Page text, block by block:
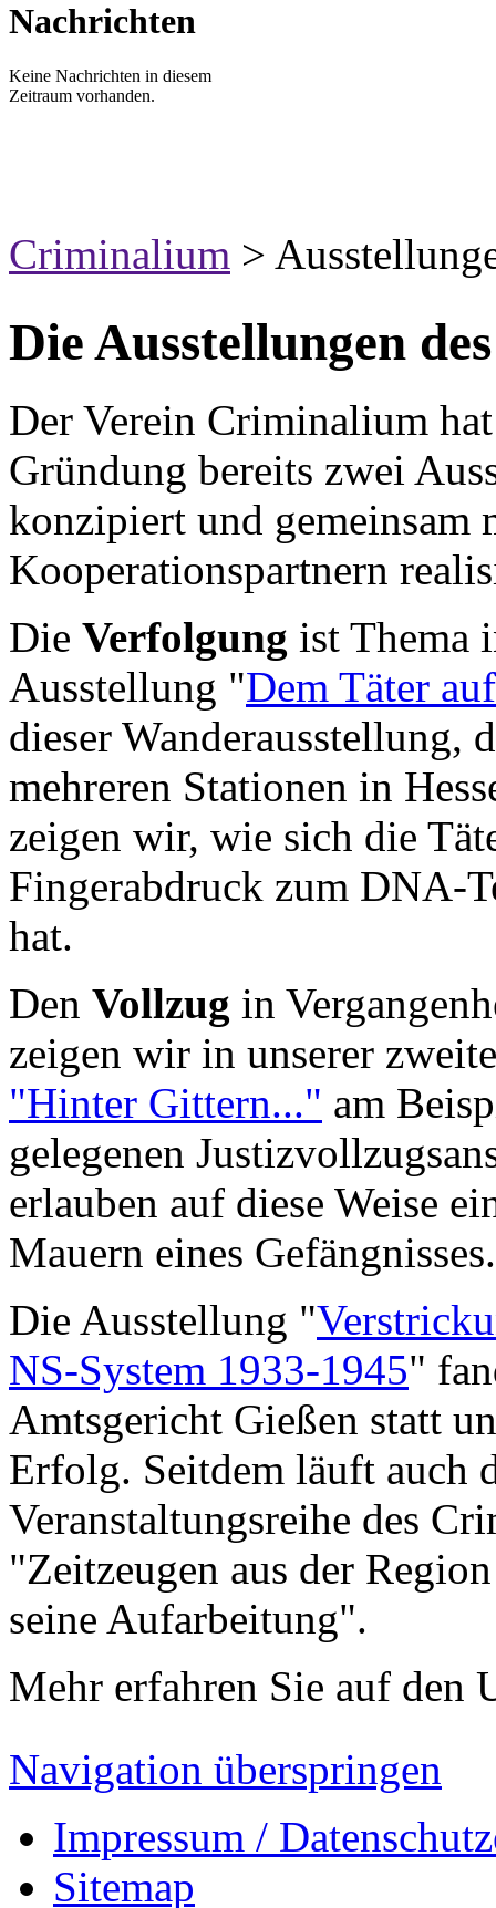
Nachrichten
Keine Nachrichten in diesem
Zeitraum vorhanden.
Criminalium >
Die Ausstellungen
Der Verein Criminalium
Gründung bereits zwei
konzipiert und gemeinsam
Kooperationspartnern
Die Verfolgung ist Thema
Ausstellung "Dem Täter
dieser Wanderausstellung,
mehreren Stationen in
zeigen wir, wie sich die
Fingerabdruck zum DNA-
hat.
Den Vollzug in
zeigen wir in unserer
"Hinter Gittern..." am
gelegenen
erlauben auf diese Weise
Mauern eines Gefängnisses.
Die Ausstellung "
NS-System 1933-1945"
Amtsgericht Gießen statt
Erfolg. Seitdem läuft auch
Veranstaltungsreihe des
"Zeitzeugen aus der
seine Aufarbeitung".
Mehr erfahren Sie auf den
Navigation überspringen
Impressum /
Sitemap